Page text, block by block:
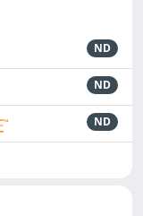
ND
ND
ND